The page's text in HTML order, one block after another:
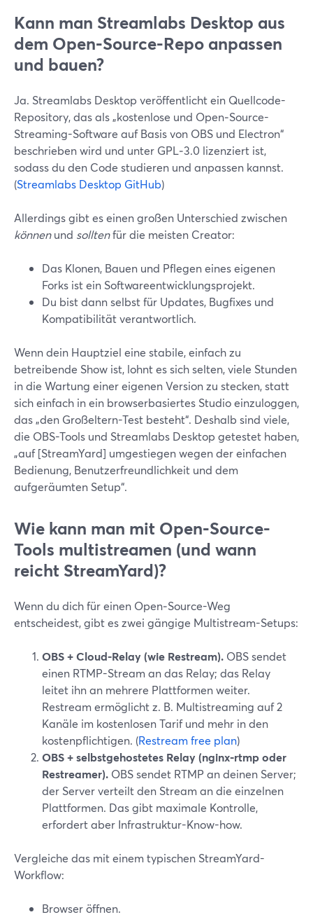
Kann man Streamlabs Desktop aus
dem Open‑Source-Repo anpassen
und bauen?
Ja. Streamlabs Desktop veröffentlicht ein Quellcode-
Repository, das als „kostenlose und Open‑Source-
Streaming-Software auf Basis von OBS und Electron“
beschrieben wird und unter GPL‑3.0 lizenziert ist,
sodass du den Code studieren und anpassen kannst.
(Streamlabs Desktop GitHub)
Allerdings gibt es einen großen Unterschied zwischen
könnenund solltenfür die meisten Creator:
Das Klonen, Bauen und Pflegen eines eigenen
Forks ist ein Softwareentwicklungsprojekt.
Du bist dann selbst für Updates, Bugfixes und
Kompatibilität verantwortlich.
Wenn dein Hauptziel eine stabile, einfach zu
betreibende Show ist, lohnt es sich selten, viele Stunden
in die Wartung einer eigenen Version zu stecken, statt
sich einfach in ein browserbasiertes Studio einzuloggen,
das „den Großeltern-Test besteht“. Deshalb sind viele,
die OBS-Tools und Streamlabs Desktop getestet haben,
„auf [StreamYard] umgestiegen wegen der einfachen
Bedienung, Benutzerfreundlichkeit und dem
aufgeräumten Setup“.
Wie kann man mit Open‑Source-
Tools multistreamen (und wann
reicht StreamYard)?
Wenn du dich für einen Open‑Source-Weg
entscheidest, gibt es zwei gängige Multistream-Setups:
OBS + Cloud-Relay (wie Restream). OBS sendet
einen RTMP-Stream an das Relay; das Relay
leitet ihn an mehrere Plattformen weiter.
Restream ermöglicht z. B. Multistreaming auf 2
Kanäle im kostenlosen Tarif und mehr in den
kostenpflichtigen. (Restream free plan)
OBS + selbstgehostetes Relay (nginx‑rtmp oder
Restreamer). OBS sendet RTMP an deinen Server;
der Server verteilt den Stream an die einzelnen
Plattformen. Das gibt maximale Kontrolle,
erfordert aber Infrastruktur-Know-how.
Vergleiche das mit einem typischen StreamYard-
Workflow:
Browser öffnen.